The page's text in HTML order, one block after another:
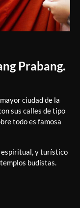
Prabang.
ciudad de la
sus calles de tipo
todo es famosa
espiritual, y turístico
budistas.